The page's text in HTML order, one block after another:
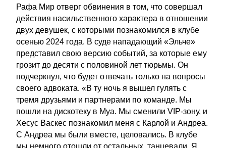
Рафа Мир отверг обвинения в том, что совершал
действия насильственного характера в отношении
двух девушек, с которыми познакомился в клубе
осенью 2024 года. В суде нападающий «Эльче»
представил свою версию событий, за которые ему
грозит до десяти с половиной лет тюрьмы. Он
подчеркнул, что будет отвечать только на вопросы
своего адвоката. «В ту ночь я вышел гулять с
тремя друзьями и партнерами по команде. Мы
пошли на дискотеку в Mya. Мы сменили VIP-зону, и
Хесус Васкес познакомил меня с Карлой и Андреа.
С Андреа мы были вместе, целовались. В клубе
мы немного отошли от остальных, танцевали. Я